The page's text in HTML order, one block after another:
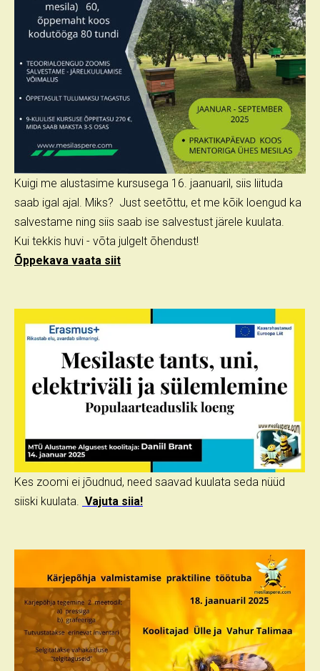
Kuigi me alustasime kursusega 16. jaanuaril, siis liituda
saab igal ajal. Miks? Just seetõttu, et me kõik loengud ka
salvestame ning siis saab ise salvestust järele kuulata.
Kui tekkis huvi - võta julgelt õhendust!
Õppekava vaata siit
Kes zoomi ei jõudnud, need saavad kuulata seda nüüd
siiski kuulata. Vajuta siia!